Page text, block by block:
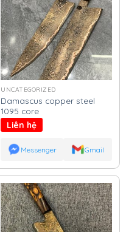
UNCATEGORIZED
Damascus copper steel
1095 core
Liên hệ
Messenger Gmail